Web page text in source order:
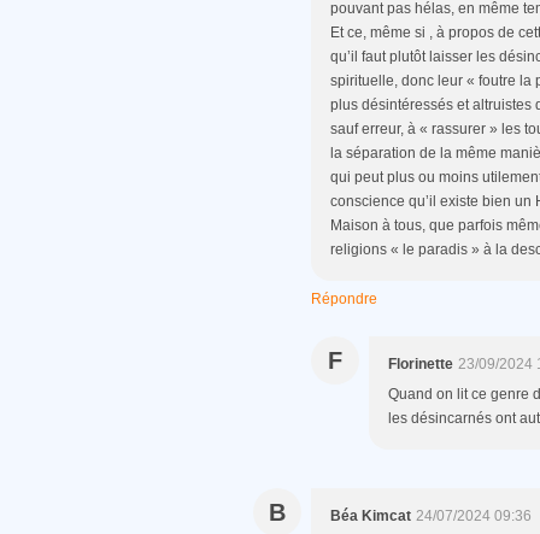
pouvant pas hélas, en même
Et ce, même si , à propos de
qu’il faut plutôt laisser les
spirituelle, donc leur « foutre la
plus désintéressés et altruistes
sauf erreur, à « rassurer » les
la séparation de la même
qui peut plus ou moins
conscience qu’il existe bien un
Maison à tous, que parfois
religions « le paradis » à la
Répondre
F Florinette 23/09/2024
Quand on lit ce genre
les désincarnés ont
B Béa Kimcat 24/07/2024 09:36